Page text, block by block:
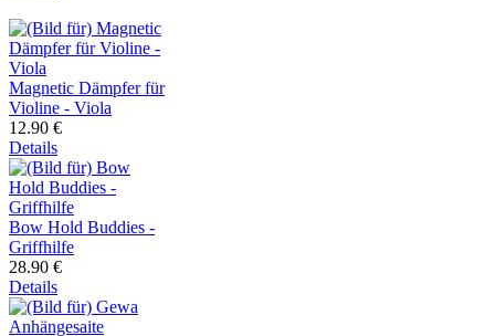
Magnetic Dämpfer für
Violine - Viola
12.90 €
Details
Bow Hold Buddies -
Griffhilfe
28.90 €
Details